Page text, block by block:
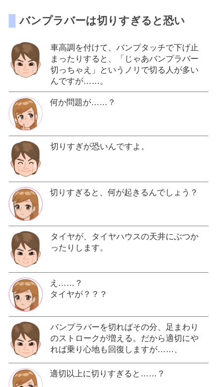
バンプラバーは切りすぎると恐い
車高調を付けて、バンプタッチで下げ止
まったりすると、「じゃあバンプラバー
切っちゃえ」というノリで切る人が多い
んですが……。
何か問題が……？
切りすぎが恐いんですよ。
切りすぎると、何が起きるんでしょう？
タイヤが、タイヤハウスの天井にぶつか
ったりします。
え……？
タイヤが？？？
バンプラバーを切ればその分、足まわり
のストロークが増える。だから適切にや
れば乗り心地も回復しますが……、
適切以上に切りすぎると……？